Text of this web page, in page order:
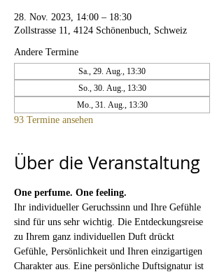
28. Nov. 2023, 14:00 – 18:30
Zollstrasse 11, 4124 Schönenbuch, Schweiz
Andere Termine
Sa., 29. Aug., 13:30
So., 30. Aug., 13:30
Mo., 31. Aug., 13:30
93 Termine ansehen
Über die Veranstaltung
One perfume. One feeling.
Ihr individueller Geruchssinn und Ihre Gefühle
sind für uns sehr wichtig. Die Entdeckungsreise
zu Ihrem ganz individuellen Duft drückt
Gefühle, Persönlichkeit und Ihren einzigartigen
Charakter aus. Eine persönliche Duftsignatur ist